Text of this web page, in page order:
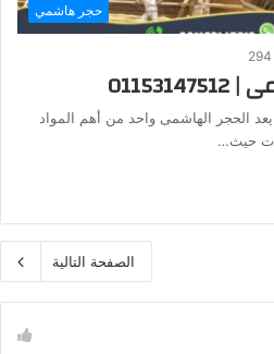
حجر هاشمي
294
الحجر الهاشمى واحد من أهم المواد
حيث…
الصفحة التالية